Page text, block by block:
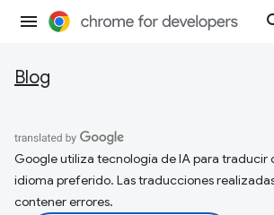
Blog
Google utiliza tecnología de IA para traducir
idioma preferido. Las traducciones
contener errores.